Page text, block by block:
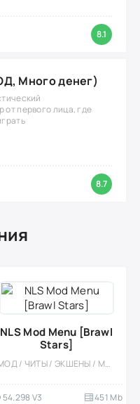
8.1
Много денег)
от первого лица, где
8.7
NLS Mod Menu [Brawl
Stars]
МОД / ЧИТЫ / ЭКШЕНЫ / МНОГОПОЛЬЗОВАТЕЛЬСКАЯ
54.298 V3 451 Mb